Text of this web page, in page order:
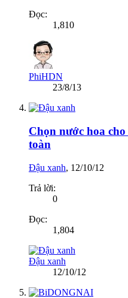
Đọc:
1,810
PhiHDN
23/8/13
Chọn nước hoa
toàn
Đậu xanh, 12/10/12
Trả lời:
0
Đọc:
1,804
Đậu xanh
12/10/12